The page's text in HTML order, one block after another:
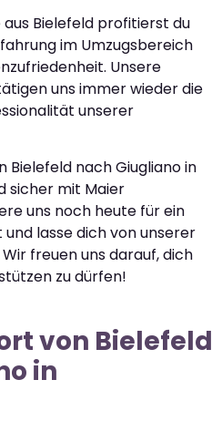
Bielefeld profitierst du
im Umzugsbereich
Unsere
uns immer wieder die
unserer
Bielefeld nach Giugliano in
sicher mit Maier
uns noch heute für ein
lasse dich von unserer
freuen uns darauf, dich
zu dürfen!
von Bielefeld
in